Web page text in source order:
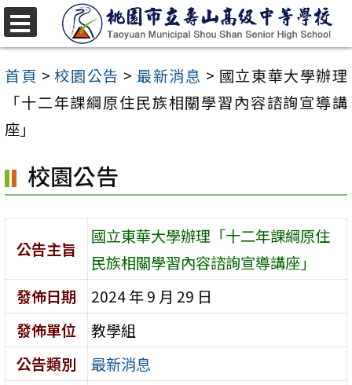
跳
至
主
內
區
首頁 >校園公告 >最新消息 > 國立東華大學辦理
「十二年課綱原住民族相關學習內容諮詢宣導講
座」
校園公告
公告主旨
國立東華大學辦理「十二年課綱原住
民族相關學習內容諮詢宣導講座」
發佈日期
2024 年 9 月 29 日
發佈單位
教學組
公告類別
最新消息
選
單